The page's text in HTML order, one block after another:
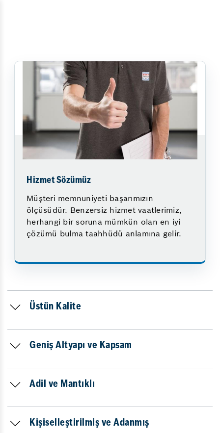
Hizmet Sözümüz
Müşteri memnuniyeti başarımızın
ölçüsüdür. Benzersiz hizmet vaatlerimiz,
herhangi bir soruna mümkün olan en iyi
çözümü bulma taahhüdü anlamına gelir.
Üstün Kalite
Geniş Altyapı ve Kapsam
Adil ve Mantıklı
Kişiselleştirilmiş ve Adanmış